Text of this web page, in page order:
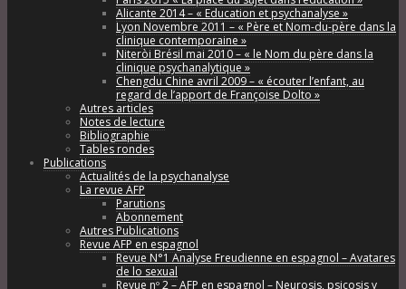
Alicante 2014 – « Education et psychanalyse »
Lyon Novembre 2011 – « Père et Nom-du-père dans la
clinique contemporaine »
Niteròi Brésil mai 2010 – « le Nom du père dans la
clinique psychanalytique »
Chengdu Chine avril 2009 – « écouter l’enfant, au
regard de l’apport de Françoise Dolto »
Autres articles
Notes de lecture
Bibliographie
Tables rondes
Publications
Actualités de la psychanalyse
La revue AFP
Parutions
Abonnement
Autres Publications
Revue AFP en espagnol
Revue N°1 Analyse Freudienne en espagnol – Avatares
de lo sexual
Revue nº 2 – AFP en espagnol – Neurosis, psicosis y